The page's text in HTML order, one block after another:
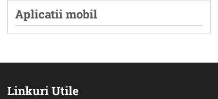
Aplicatii mobil
Linkuri Utile